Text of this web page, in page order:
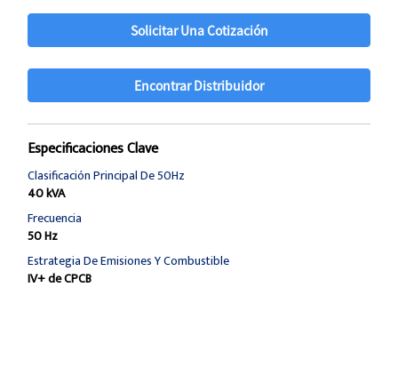
Solicitar Una Cotización
Encontrar Distribuidor
Especificaciones Clave
Clasificación Principal De 50Hz
40 kVA
Frecuencia
50 Hz
Estrategia De Emisiones Y Combustible
IV+ de CPCB